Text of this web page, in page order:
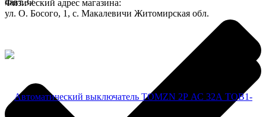
#авт.37
Физический адрес магазина:
ул. О. Босого, 1, с. Макалевичи Житомирская обл.